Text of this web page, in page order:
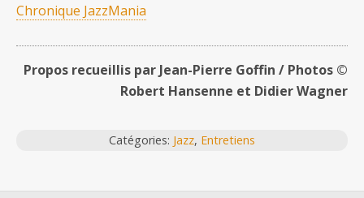
Chronique JazzMania
Propos recueillis par Jean-Pierre Goffin / Photos ©
Robert Hansenne et Didier Wagner
Catégories: Jazz, Entretiens